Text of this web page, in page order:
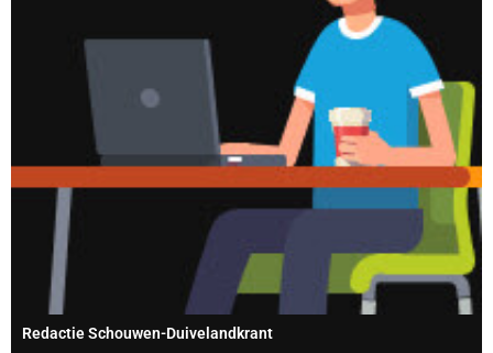
Redactie Schouwen-Duivelandkrant